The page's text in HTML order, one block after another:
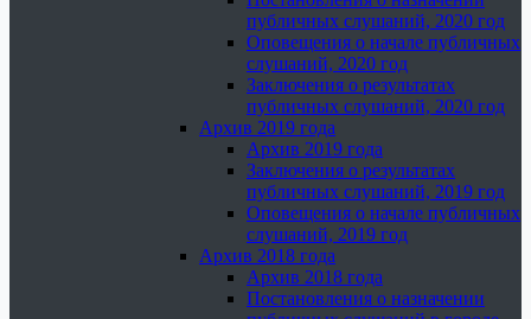
публичных слушаний, 2020 год
Оповещения о начале публичных
слушаний, 2020 год
Заключения о результатах
публичных слушаний, 2020 год
Архив 2019 года
Архив 2019 года
Заключения о результатах
публичных слушаний, 2019 год
Оповещения о начале публичных
слушаний, 2019 год
Архив 2018 года
Архив 2018 года
Постановления о назначении